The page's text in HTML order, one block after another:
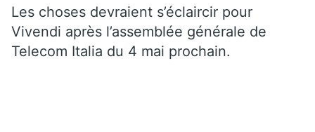
Les choses devraient s’éclaircir pour
Vivendi après l’assemblée générale de
Telecom Italia du 4 mai prochain.